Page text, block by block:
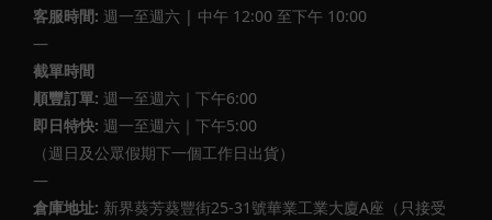
客服時間: 週一至週六 | 中午 12:00 至下午 10:00
—
截單時間
順豐訂單: 週一至週六｜下午6:00
即日特快: 週一至週六｜下午5:00
（週日及公眾假期下一個工作日出貨）
—
倉庫地址: 新界葵芳葵豐街25-31號華業工業大廈A座（只接受